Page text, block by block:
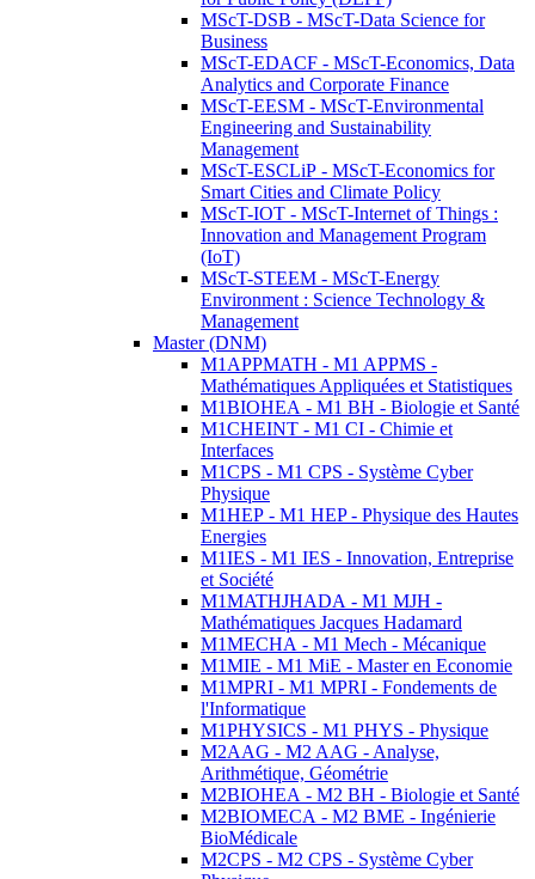
MScT-DSB - MScT-Data Science for
Business
MScT-EDACF - MScT-Economics, Data
Analytics and Corporate Finance
MScT-EESM - MScT-Environmental
Engineering and Sustainability
Management
MScT-ESCLiP - MScT-Economics for
Smart Cities and Climate Policy
MScT-IOT - MScT-Internet of Things :
Innovation and Management Program
(IoT)
MScT-STEEM - MScT-Energy
Environment : Science Technology &
Management
Master (DNM)
M1APPMATH - M1 APPMS -
Mathématiques Appliquées et Statistiques
M1BIOHEA - M1 BH - Biologie et Santé
M1CHEINT - M1 CI - Chimie et
Interfaces
M1CPS - M1 CPS - Système Cyber
Physique
M1HEP - M1 HEP - Physique des Hautes
Energies
M1IES - M1 IES - Innovation, Entreprise
et Société
M1MATHJHADA - M1 MJH -
Mathématiques Jacques Hadamard
M1MECHA - M1 Mech - Mécanique
M1MIE - M1 MiE - Master en Economie
M1MPRI - M1 MPRI - Fondements de
l'Informatique
M1PHYSICS - M1 PHYS - Physique
M2AAG - M2 AAG - Analyse,
Arithmétique, Géométrie
M2BIOHEA - M2 BH - Biologie et Santé
M2BIOMECA - M2 BME - Ingénierie
BioMédicale
M2CPS - M2 CPS - Système Cyber